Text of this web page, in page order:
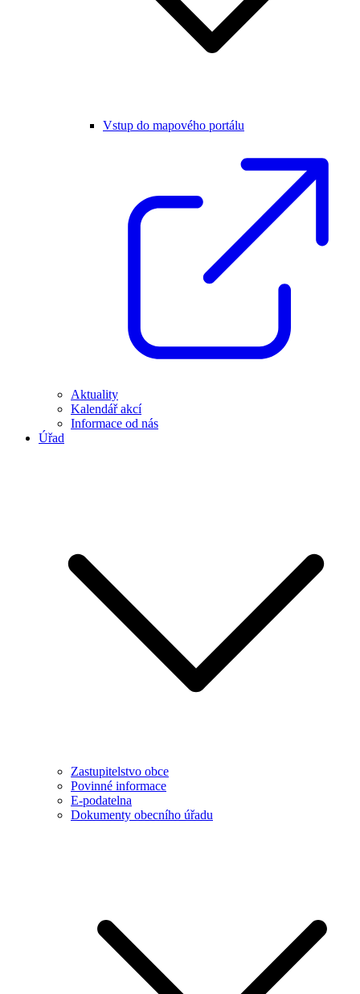
Vstup do mapového portálu
Aktuality
Kalendář akcí
Informace od nás
Úřad
Zastupitelstvo obce
Povinné informace
E-podatelna
Dokumenty obecního úřadu